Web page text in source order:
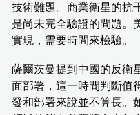
技術難題。商業衛星的抗
是尚未完全驗證的問題。
實現，需要時間來檢驗。
薩爾茨曼提到中國的反衛
面部署，這一時間判斷值
發和部署來說並不算長。